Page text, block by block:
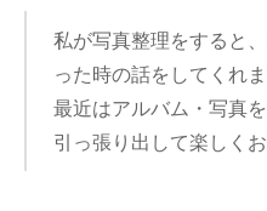
私が写真整理をすると
った時の話をしてくれま
最近はアルバム・写真
引っ張り出して楽しく